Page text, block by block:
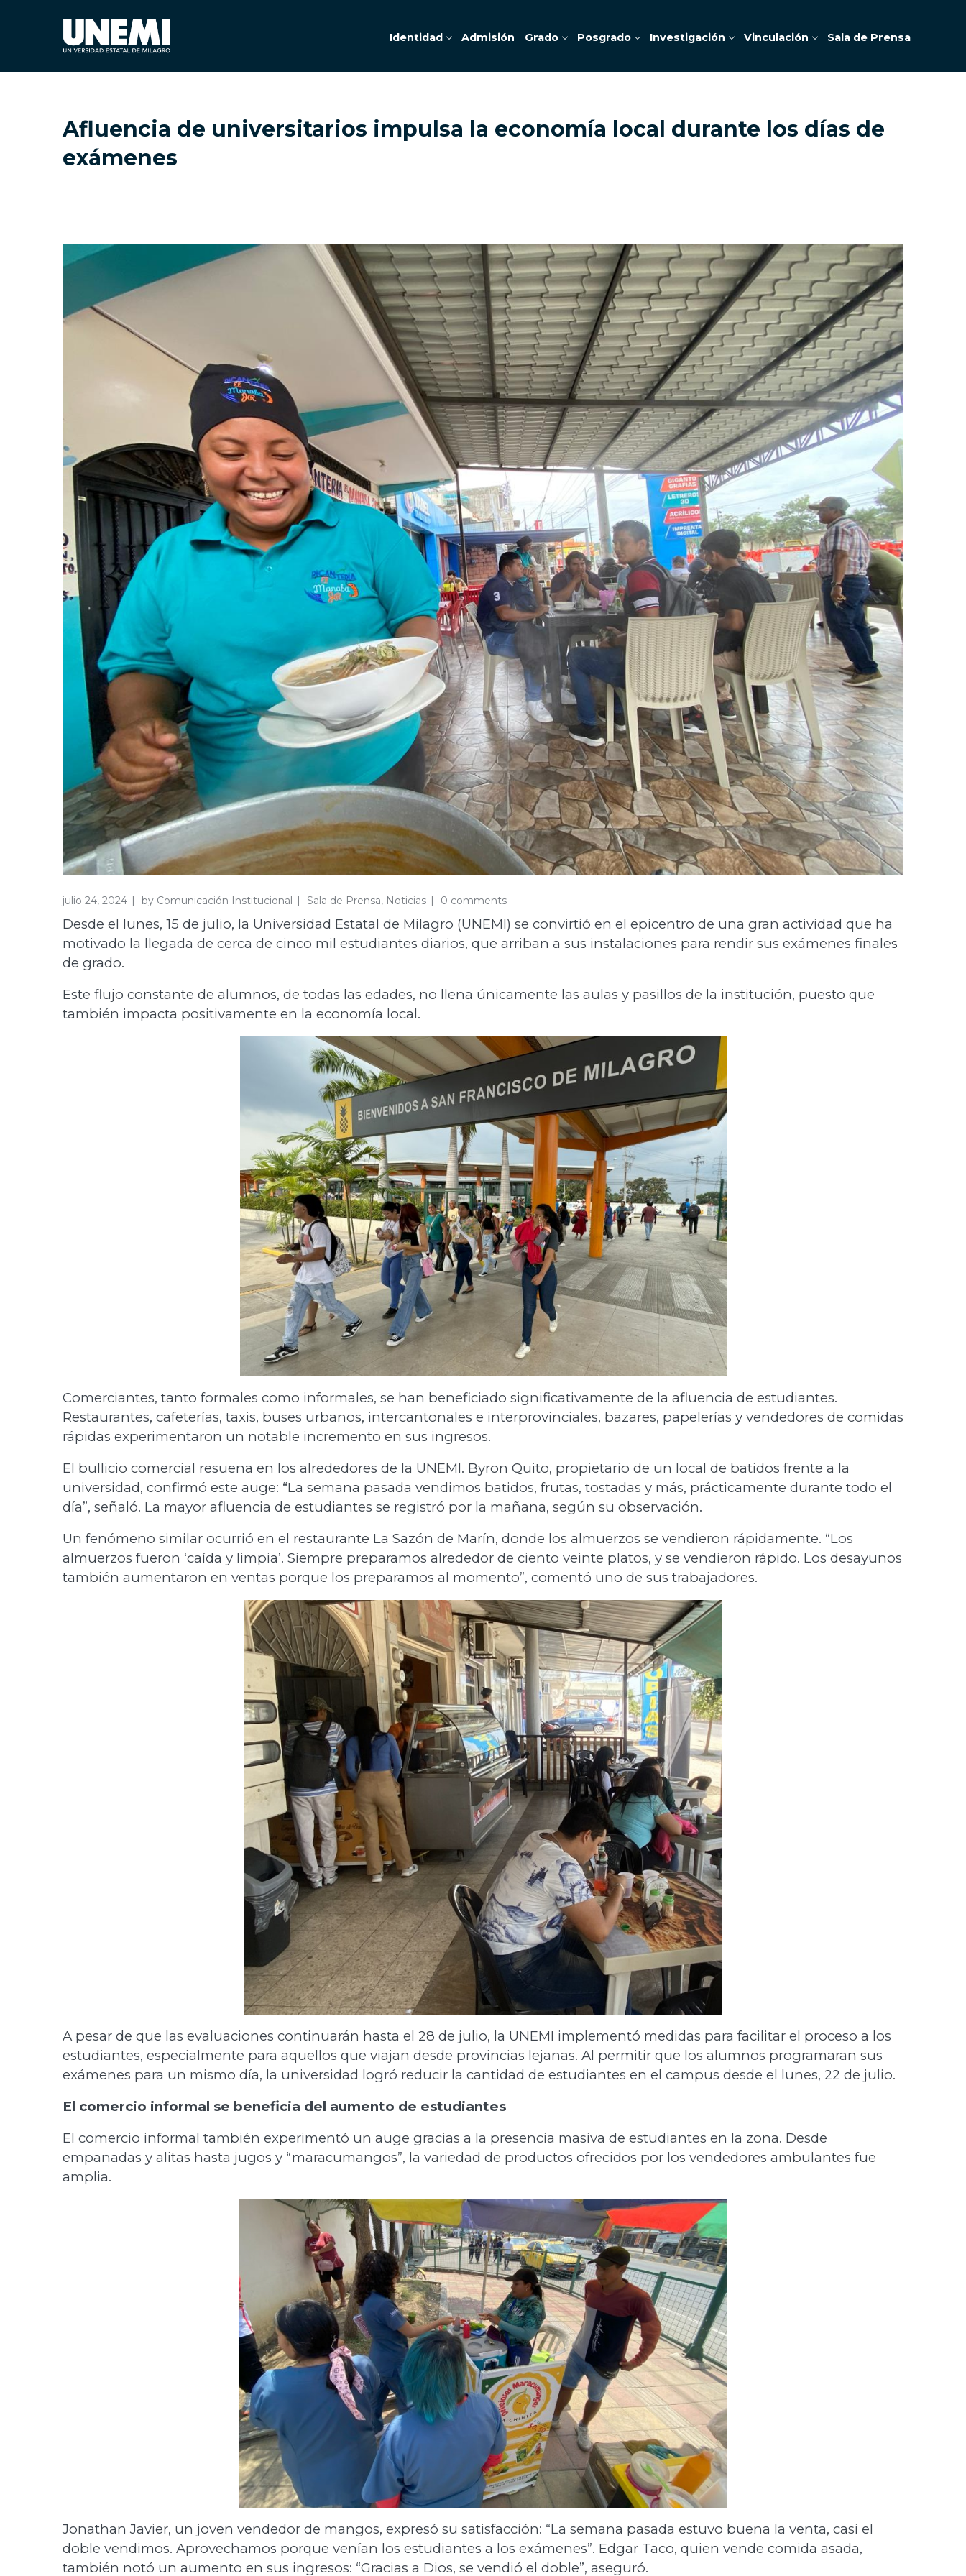
Identidad Admisión Grado Posgrado Investigación Vinculación Sala de Prensa
Afluencia de universitarios impulsa la economía local durante los días de
exámenes
julio 24, 2024 by Comunicación Institucional Sala de Prensa, Noticias 0 comments
Desde el lunes, 15 de julio, la Universidad Estatal de Milagro (UNEMI) se convirtió en el epicentro de una gran actividad que ha
motivado la llegada de cerca de cinco mil estudiantes diarios, que arriban a sus instalaciones para rendir sus exámenes finales
de grado.
Este flujo constante de alumnos, de todas las edades, no llena únicamente las aulas y pasillos de la institución, puesto que
también impacta positivamente en la economía local.
Comerciantes, tanto formales como informales, se han beneficiado significativamente de la afluencia de estudiantes.
Restaurantes, cafeterías, taxis, buses urbanos, intercantonales e interprovinciales, bazares, papelerías y vendedores de comidas
rápidas experimentaron un notable incremento en sus ingresos.
El bullicio comercial resuena en los alrededores de la UNEMI. Byron Quito, propietario de un local de batidos frente a la
universidad, confirmó este auge: “La semana pasada vendimos batidos, frutas, tostadas y más, prácticamente durante todo el
día”, señaló. La mayor afluencia de estudiantes se registró por la mañana, según su observación.
Un fenómeno similar ocurrió en el restaurante La Sazón de Marín, donde los almuerzos se vendieron rápidamente. “Los
almuerzos fueron ‘caída y limpia’. Siempre preparamos alrededor de ciento veinte platos, y se vendieron rápido. Los desayunos
también aumentaron en ventas porque los preparamos al momento”, comentó uno de sus trabajadores.
A pesar de que las evaluaciones continuarán hasta el 28 de julio, la UNEMI implementó medidas para facilitar el proceso a los
estudiantes, especialmente para aquellos que viajan desde provincias lejanas. Al permitir que los alumnos programaran sus
exámenes para un mismo día, la universidad logró reducir la cantidad de estudiantes en el campus desde el lunes, 22 de julio.
El comercio informal se beneficia del aumento de estudiantes
El comercio informal también experimentó un auge gracias a la presencia masiva de estudiantes en la zona. Desde
empanadas y alitas hasta jugos y “maracumangos”, la variedad de productos ofrecidos por los vendedores ambulantes fue
amplia.
Jonathan Javier, un joven vendedor de mangos, expresó su satisfacción: “La semana pasada estuvo buena la venta, casi el
doble vendimos. Aprovechamos porque venían los estudiantes a los exámenes”. Edgar Taco, quien vende comida asada,
también notó un aumento en sus ingresos: “Gracias a Dios, se vendió el doble”, aseguró.